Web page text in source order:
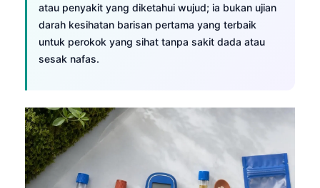
atau penyakit yang diketahui wujud; ia bukan ujian
darah kesihatan barisan pertama yang terbaik
untuk perokok yang sihat tanpa sakit dada atau
sesak nafas.
Slovenčina
پښتو
অসমীয়া
Galego
Latviešu valoda